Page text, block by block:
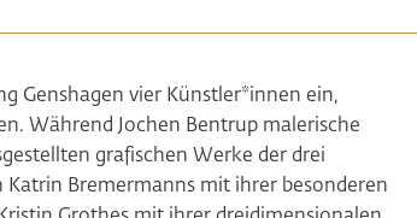
Genshagen vier Künstler*innen ein,
Während Jochen Bentrup malerische
grafischen Werke der drei
Bremermanns mit ihrer besonderen